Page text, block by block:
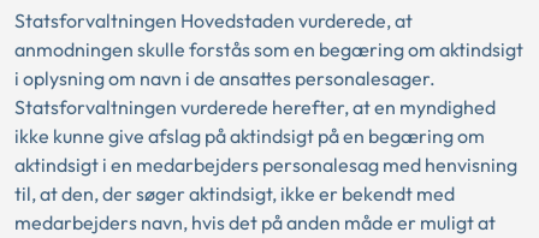
Statsforvaltningen Hovedstaden vurderede, at
anmodningen skulle forstås som en begæring om aktindsigt
i oplysning om navn i de ansattes personalesager.
Statsforvaltningen vurderede herefter, at en myndighed
ikke kunne give afslag på aktindsigt på en begæring om
aktindsigt i en medarbejders personalesag med henvisning
til, at den, der søger aktindsigt, ikke er bekendt med
medarbejders navn, hvis det på anden måde er muligt at